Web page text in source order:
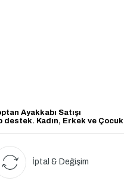
Ayakkabı Satışı
Kadın, Erkek ve Çocuk
İptal & Değişim